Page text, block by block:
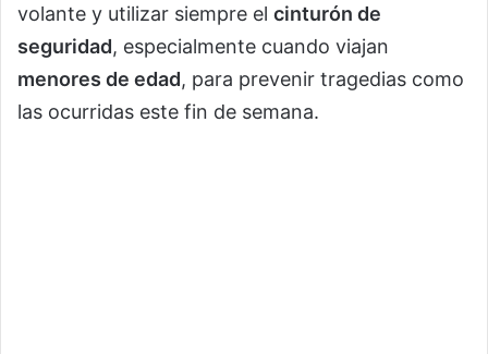
volante y utilizar siempre el cinturón de
seguridad, especialmente cuando viajan
menores de edad, para prevenir tragedias como
las ocurridas este fin de semana.